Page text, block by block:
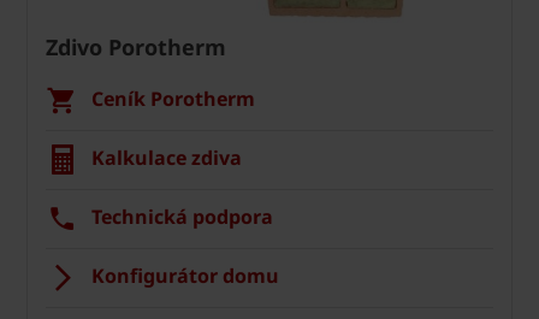
Zdivo Porotherm
Ceník Porotherm
Kalkulace zdiva
Technická podpora
Konfigurátor domu